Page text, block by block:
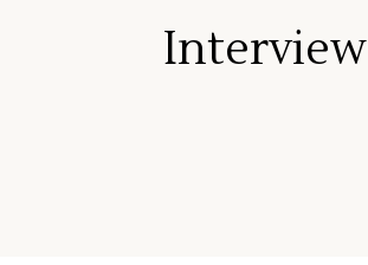
Interview